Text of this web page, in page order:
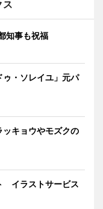
ス
知事も祝福
・ソレイユ」元パ
キョウやモズクの
イラストサービス